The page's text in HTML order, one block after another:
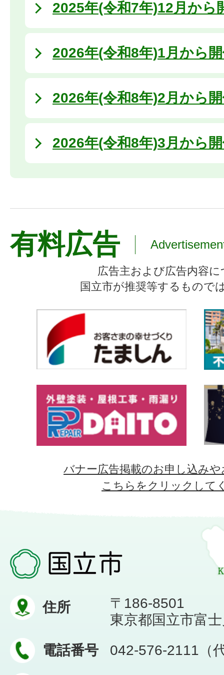
2025年(令和7年)12月から
2026年(令和8年)1月から
2026年(令和8年)2月から
2026年(令和8年)3月から
有料広告
広告主および広告内容
国立市が推奨等するもので
バナー広告掲載のお申し込み
こちらをクリックして
住所
〒186-8501
東京都国立市富
電話番号
042-576-2111（